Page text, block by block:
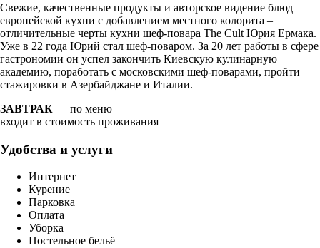
Свежие, качественные продукты и авторское видение блюд
европейской кухни с добавлением местного колорита –
отличительные черты кухни шеф-повара The Cult Юрия Ермака.
Уже в 22 года Юрий стал шеф-поваром. За 20 лет работы в сфере
гастрономии он успел закончить Киевскую кулинарную
академию, поработать с московскими шеф-поварами, пройти
стажировки в Азербайджане и Италии.
ЗАВТРАК — по меню
входит в стоимость проживания
Удобства и услуги
Интернет
Курение
Парковка
Оплата
Уборка
Постельное бельё